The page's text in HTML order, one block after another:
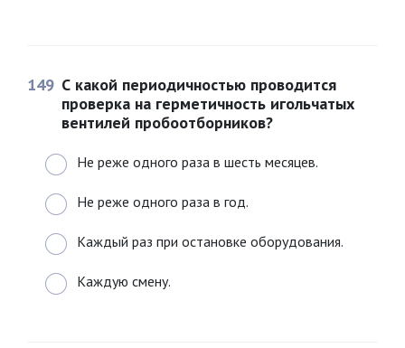
149 С какой периодичностью проводится
проверка на герметичность игольчатых
вентилей пробоотборников?
Не реже одного раза в шесть месяцев.
Не реже одного раза в год.
Каждый раз при остановке оборудования.
Каждую смену.